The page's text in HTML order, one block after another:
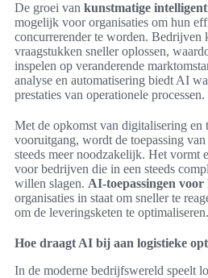
De groei van kunstmatige
mogelijk voor organisaties om hun
concurrerender te worden. Bedrijven
vraagstukken sneller oplossen,
inspelen op veranderende
analyse en automatisering biedt AI
prestaties van operationele processen.
Met de opkomst van digitalisering en
vooruitgang, wordt de toepassing
steeds meer noodzakelijk. Het vormt
voor bedrijven die in een steeds
willen slagen. AI-toepassingen voor
organisaties in staat om sneller te
om de leveringsketen te optimaliseren.
Hoe draagt AI bij aan logistieke
In de moderne bedrijfswereld speelt